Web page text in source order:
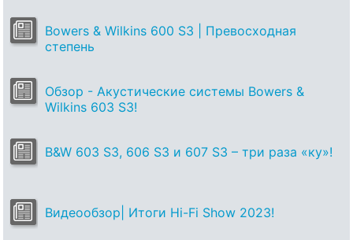
Bowers & Wilkins 600 S3 | Превосходная
степень
Обзор - Акустические системы Bowers &
Wilkins 603 S3!
B&W 603 S3, 606 S3 и 607 S3 – три раза «ку»!
Видеообзор| Итоги Hi-Fi Show 2023!